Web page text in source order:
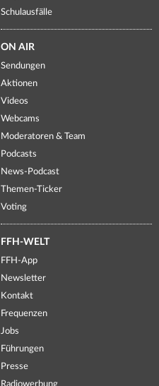
Schulausfälle
ON AIR
Sendungen
Aktionen
Videos
Webcams
Moderatoren & Team
Podcasts
News-Podcast
Themen-Ticker
Voting
FFH-WELT
FFH-App
Newsletter
Kontakt
Frequenzen
Jobs
Führungen
Presse
Radiowerbung